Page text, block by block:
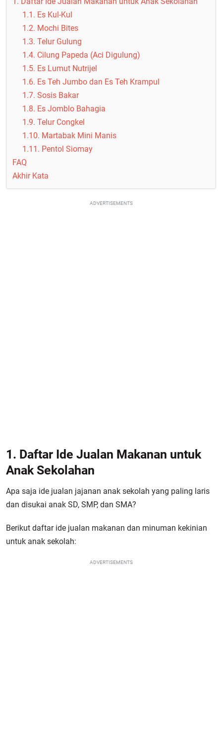
1.1. Es Kul-Kul
1.2. Mochi Bites
1.3. Telur Gulung
1.4. Cilung Papeda (Aci Digulung)
1.5. Es Lumut Nutrijel
1.6. Es Teh Jumbo dan Es Teh Krampul
1.7. Sosis Bakar
1.8. Es Jomblo Bahagia
1.9. Telur Congkel
1.10. Martabak Mini Manis
1.11. Pentol Siomay
FAQ
Akhir Kata
ADVERTISEMENTS
1. Daftar Ide Jualan Makanan untuk
Anak Sekolahan
Apa saja ide jualan jajanan anak sekolah yang paling laris
dan disukai anak SD, SMP, dan SMA?
Berikut daftar ide jualan makanan dan minuman kekinian
untuk anak sekolah:
ADVERTISEMENTS